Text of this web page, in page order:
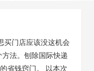
买门店应该没这机会
法。刨除国际快递
省钱窍门。 以本次